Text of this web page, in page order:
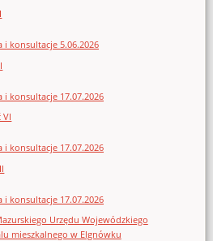
konsultacje 5.06.2026
konsultacje 17.07.2026
VI
konsultacje 17.07.2026
konsultacje 17.07.2026
Urzędu Wojewódzkiego
mieszkalnego w Elgnówku